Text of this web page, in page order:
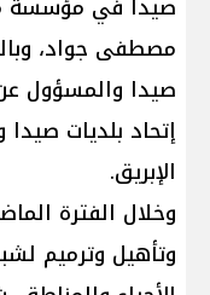
مصطفى جواد،
صيدا والمسؤول
إتحاد بلديات
الإبريق.
وخلال الفترة
وتأهيل وترميم